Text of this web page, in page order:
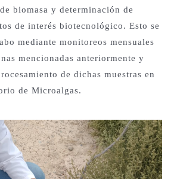
biomasa y determinación de
de interés biotecnológico. Esto se
mediante monitoreos mensuales
mencionadas anteriormente y
de dichas muestras en
de Microalgas.